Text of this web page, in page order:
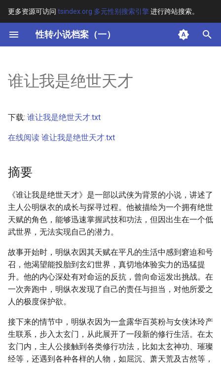
更多资源可访问 tsindex.org 多元性别搜索引擎进行跨站搜索。
性转小说档案（一）
键
开
搜
索
其他信息 [Processed Page
谁让我是绝世天才
下载: 谁让我是绝世天才.txt
在线阅读 谁让我是绝世天才.txt
摘要
《谁让我是绝世天才》是一部以武侠为背景的小说，讲述了
主人公明纵衣的成长与探寻过程。他被描绘为一个拥有绝世
天赋的角色，能够迅速掌握武技和功法，但因出生在一个低
武世界，无法实现自己的潜力。
故事开始时，明纵衣因其天赋在平凡的生活中感到窘迫和号
召，他渴望能投胎到玄幻世界，真切地体验实力的迅猛提
升。他的内心深处有对命运的反抗，曾向命运发出挑战。在
一次奔跑中，明纵衣发现了自己的责任与担当，对他所爱之
人的极度保护欲。
接下来的情节中，明纵衣因为一盒露华百英粉与女侠沐玲产
生联系，步入太玄门，从此展开了一段新的修行生活。在太
玄门内，主人公接触到各类修行功法，比如太玄神功、璀璨
经等，还遇到各种各样的人物，如屈沉、萧天荒及古然等，